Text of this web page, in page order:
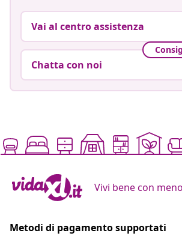
Vai al centro assistenza
Chatta con noi
Vivi bene con meno
Metodi di pagamento supportati